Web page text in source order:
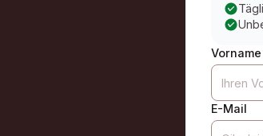
Vorname
E-Mail